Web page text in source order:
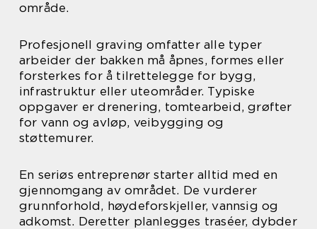
område.
Profesjonell graving omfatter alle typer
arbeider der bakken må åpnes, formes eller
forsterkes for å tilrettelegge for bygg,
infrastruktur eller uteområder. Typiske
oppgaver er drenering, tomtearbeid, grøfter
for vann og avløp, veibygging og
støttemurer.
En seriøs entreprenør starter alltid med en
gjennomgang av området. De vurderer
grunnforhold, høydeforskjeller, vannsig og
adkomst. Deretter planlegges traséer, dybder